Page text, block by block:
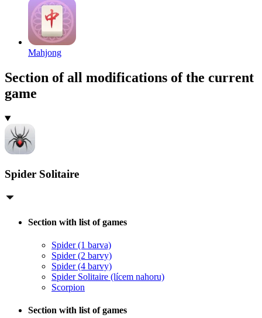
Mahjong
Section of all modifications of the current
game
Spider Solitaire
Section with list of games
Spider (1 barva)
Spider (2 barvy)
Spider (4 barvy)
Spider Solitaire (lícem nahoru)
Scorpion
Section with list of games